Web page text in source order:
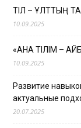
ТІЛ – ҰЛТТЫҢ
10.09.2025
«АНА ТІЛІМ –
10.09.2025
Развитие
актуальные
20.07.2025